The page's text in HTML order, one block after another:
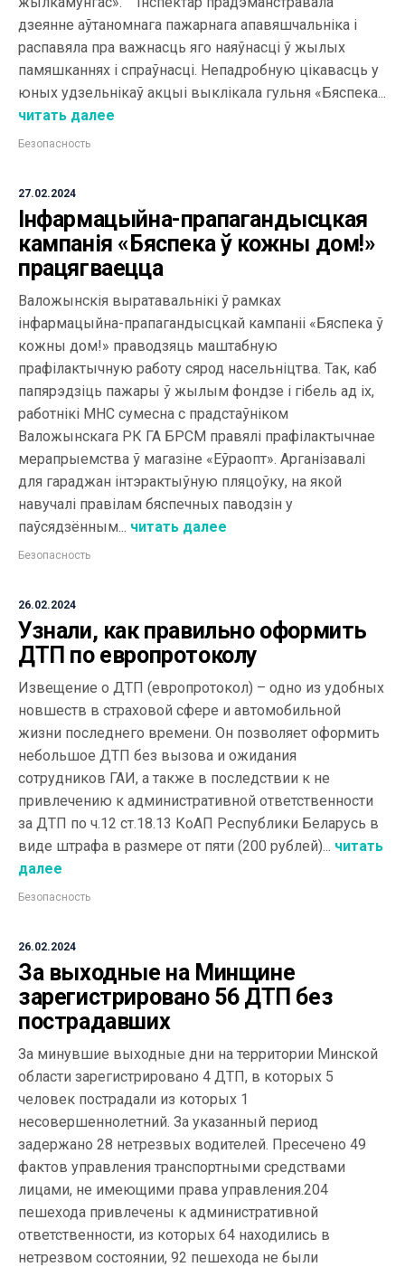
дзеянне аўтаномнага пажарнага апавяшчальніка і
распавяла пра важнасць яго наяўнасці ў жылых
памяшканнях і спраўнасці. Непадробную цікавасць у
юных удзельнікаў акцыі выклікала гульня «Бяспека...
читать далее
Безопасность
27.02.2024
Інфармацыйна-прапагандысцкая
кампанія «Бяспека ў кожны дом!»
працягваецца
Валожынскія выратавальнікі ў рамках
інфармацыйна-прапагандысцкай кампаніі «Бяспека ў
кожны дом!» праводзяць маштабную
прафілактычную работу сярод насельніцтва. Так, каб
папярэдзіць пажары ў жылым фондзе і гібель ад іх,
работнікі МНС сумесна с прадстаўніком
Валожынскага РК ГА БРСМ правялі прафілактычнае
мерапрыемства ў магазіне «Еўраопт». Арганізавалі
для гараджан інтэрактыўную пляцоўку, на якой
навучалі правілам бяспечных паводзін у
паўсядзённым... читать далее
Безопасность
26.02.2024
Узнали, как правильно оформить
ДТП по европротоколу
Извещение о ДТП (европротокол) – одно из удобных
новшеств в страховой сфере и автомобильной
жизни последнего времени. Он позволяет оформить
небольшое ДТП без вызова и ожидания
сотрудников ГАИ, а также в последствии к не
привлечению к административной ответственности
за ДТП по ч.12 ст.18.13 КоАП Республики Беларусь в
виде штрафа в размере от пяти (200 рублей)... читать
далее
Безопасность
26.02.2024
За выходные на Минщине
зарегистрировано 56 ДТП без
пострадавших
За минувшие выходные дни на территории Минской
области зарегистрировано 4 ДТП, в которых 5
человек пострадали из которых 1
несовершеннолетний. За указанный период
задержано 28 нетрезвых водителей. Пресечено 49
фактов управления транспортными средствами
лицами, не имеющими права управления.204
пешехода привлечены к административной
ответственности, из которых 64 находились в
нетрезвом состоянии, 92 пешехода не были